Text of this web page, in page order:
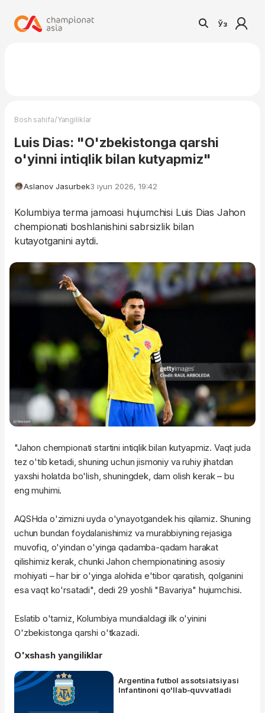
Ўз
Bosh sahifa/Yangiliklar
Luis Dias: "O'zbekistonga qarshi
o'yinni intiqlik bilan kutyapmiz"
Aslanov Jasurbek3 iyun 2026, 19:42
Kolumbiya terma jamoasi hujumchisi Luis Dias Jahon
chempionati boshlanishini sabrsizlik bilan
kutayotganini aytdi.
"Jahon chempionati startini intiqlik bilan kutyapmiz. Vaqt juda
tez o'tib ketadi, shuning uchun jismoniy va ruhiy jihatdan
yaxshi holatda bo'lish, shuningdek, dam olish kerak – bu
eng muhimi.
AQSHda o'zimizni uyda o'ynayotgandek his qilamiz. Shuning
uchun bundan foydalanishimiz va murabbiyning rejasiga
muvofiq, o'yindan o'yinga qadamba-qadam harakat
qilishimiz kerak, chunki Jahon chempionatining asosiy
mohiyati – har bir o'yinga alohida e'tibor qaratish, qolganini
esa vaqt ko'rsatadi", dedi 29 yoshli "Bavariya" hujumchisi.
Eslatib o'tamiz, Kolumbiya mundialdagi ilk o'yinini
O'zbekistonga qarshi o'tkazadi.
O'xshash yangiliklar
Argentina futbol assotsiatsiyasi
Infantinoni qo'llab-quvvatladi